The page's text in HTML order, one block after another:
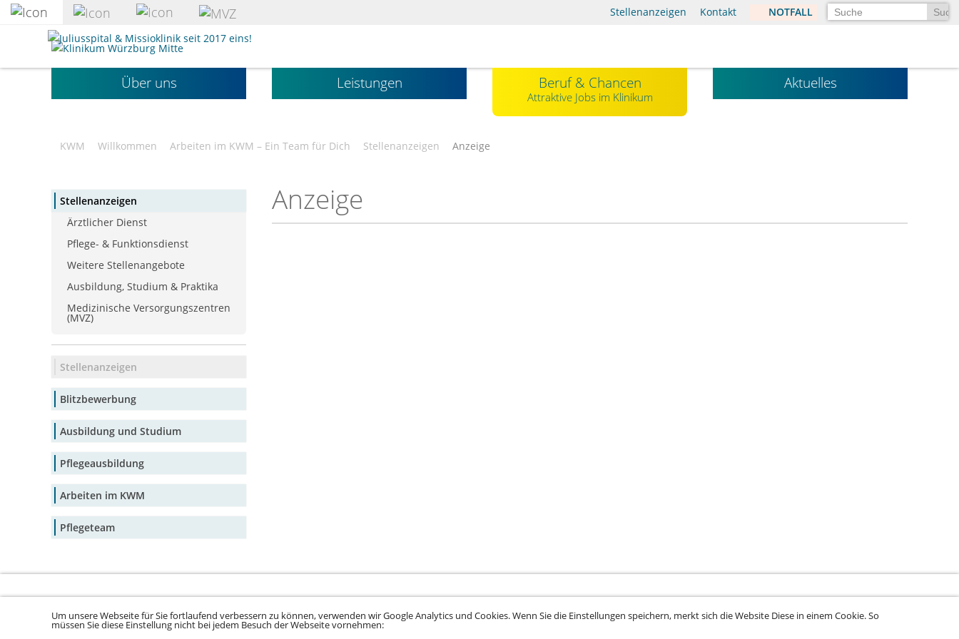
zum
Stellenanzeigen Kontakt NOTFALL Suchen
Klinikum
Würzburg
Mitte
gGmbHÜber uns Leistungen Beruf & Chancen
Attraktive Jobs im Klinikum
Aktuelles
KWM Willkommen Arbeiten im KWM – Ein Team für Dich Stellenanzeigen Anzeige
Stellenanzeigen
Ärztlicher Dienst
Pflege- & Funktionsdienst
Weitere Stellenangebote
Ausbildung, Studium & Praktika
Medizinische Versorgungszentren
(MVZ)
Stellenanzeigen
Blitzbewerbung
Ausbildung und Studium
Pflegeausbildung
Arbeiten im KWM
Pflegeteam
Anzeige
Sitemap laden ...
Um unsere Webseite für Sie fortlaufend verbessern zu können, verwenden wir Google Analytics und Cookies. Wenn Sie die Einstellungen speichern, merkt sich die Website Diese in einem Cookie. So
müssen Sie diese Einstellung nicht bei jedem Besuch der Webseite vornehmen: